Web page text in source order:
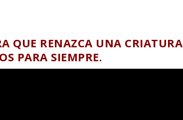
QUE RENAZCA UNA CRIATURA
PARA SIEMPRE.